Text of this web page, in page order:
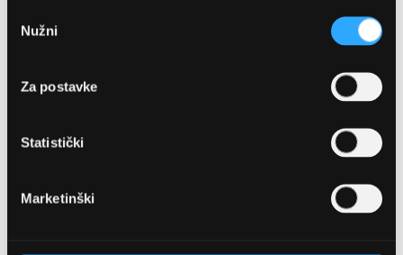
pristanka
Nužni
Za postavke
Statistički
Marketinški